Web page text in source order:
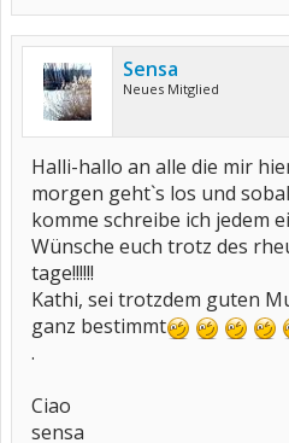
Sensa
Neues Mitglied
Halli-hallo an alle die mir
morgen geht`s los und
komme schreibe ich jedem
Wünsche euch trotz des
tage!!!!!!
Kathi, sei trotzdem guten
ganz bestimmt
.
Ciao
sensa